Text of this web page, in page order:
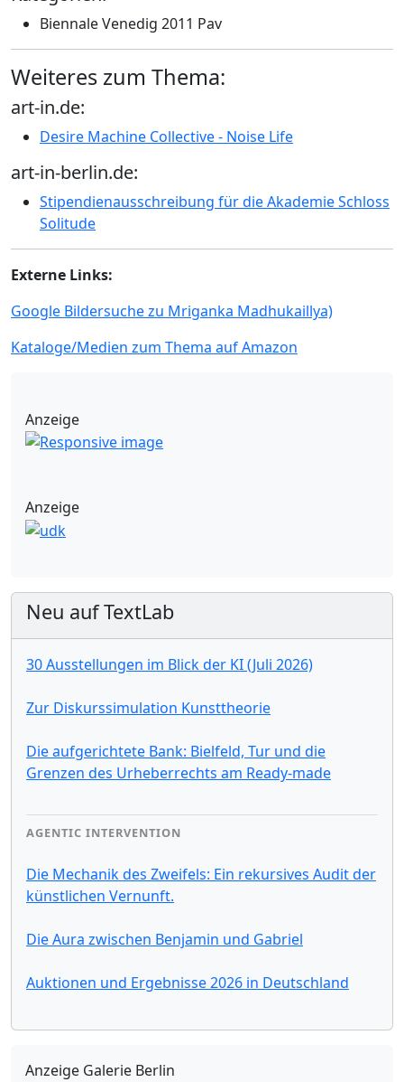
Biennale Venedig 2011 Pav
Weiteres zum Thema:
art-in.de:
Desire Machine Collective - Noise Life
art-in-berlin.de:
Stipendienausschreibung für die Akademie Schloss
Solitude
Externe Links:
Google Bildersuche zu Mriganka Madhukaillya)
Kataloge/Medien zum Thema auf Amazon
Anzeige
Anzeige
Neu auf TextLab
30 Ausstellungen im Blick der KI (Juli 2026)
Zur Diskurssimulation Kunsttheorie
Die aufgerichtete Bank: Bielfeld, Tur und die
Grenzen des Urheberrechts am Ready-made
AGENTIC INTERVENTION
Die Mechanik des Zweifels: Ein rekursives Audit der
künstlichen Vernunft.
Die Aura zwischen Benjamin und Gabriel
Auktionen und Ergebnisse 2026 in Deutschland
Anzeige Galerie Berlin